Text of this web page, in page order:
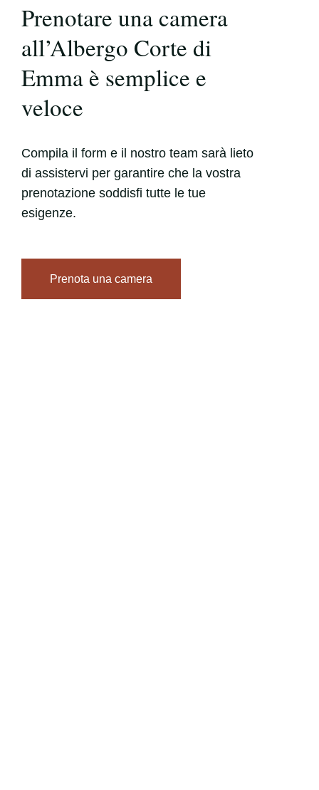
Prenotare una camera
all’Albergo Corte di
Emma è semplice e
veloce
Compila il form e il nostro team sarà lieto
di assistervi per garantire che la vostra
prenotazione soddisfi tutte le tue
esigenze.
Prenota una camera